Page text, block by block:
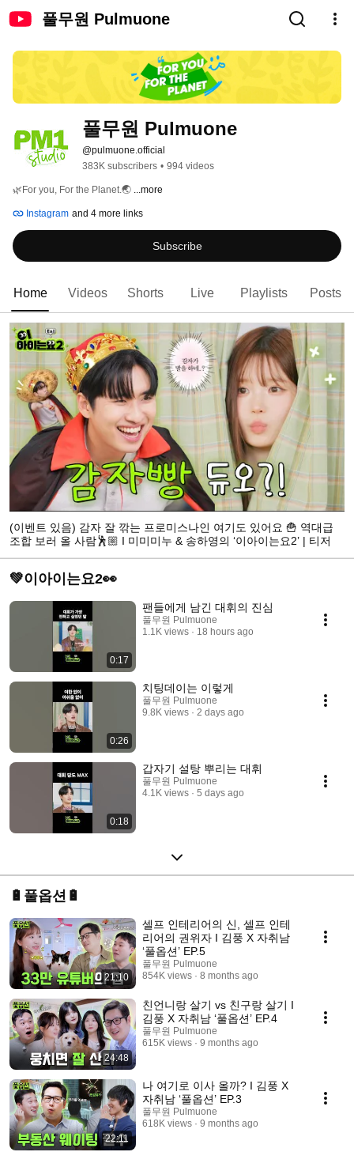
풀무원 Pulmuone
풀무원 Pulmuone
@pulmuone.official
383K subscribers • 994 videos
🌿For you, For the Planet.🌏 ...more
Instagram and 4 more links
Subscribe
Home Videos Shorts Live Playlists Posts
(이벤트 있음) 감자 잘 깎는 프로미스나인 여기도 있어요 🍟 역대급
조합 보러 올 사람🕺🏼 I 미미미누 & 송하영의 ‘이아이는요2’ | 티저
💚이아이는요2👀
0:17
팬들에게 남긴 대휘의 진심
풀무원 Pulmuone
1.1K views
18 hours ago
0:26
치팅데이는 이렇게
풀무원 Pulmuone
9.8K views
2 days ago
0:18
갑자기 설탕 뿌리는 대휘
풀무원 Pulmuone
4.1K views
5 days ago
🔋풀옵션🔋
21:10
셀프 인테리어의 신, 셀프 인테
리어의 권위자 I 김풍 X 자취남
‘풀옵션’ EP.5
풀무원 Pulmuone
854K views
8 months ago
24:48
친언니랑 살기 vs 친구랑 살기 I
김풍 X 자취남 ‘풀옵션’ EP.4
풀무원 Pulmuone
615K views
9 months ago
22:11
나 여기로 이사 올까? I 김풍 X
자취남 ‘풀옵션’ EP.3
풀무원 Pulmuone
618K views
9 months ago